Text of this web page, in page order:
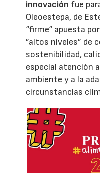
innovación fue
Oleoestepa, de
“firme“ apuesta
”altos niveles” de
sostenibilidad,
especial atención
ambiente y a la
circunstancias